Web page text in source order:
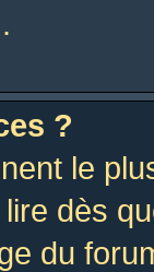
?
le
dès
du